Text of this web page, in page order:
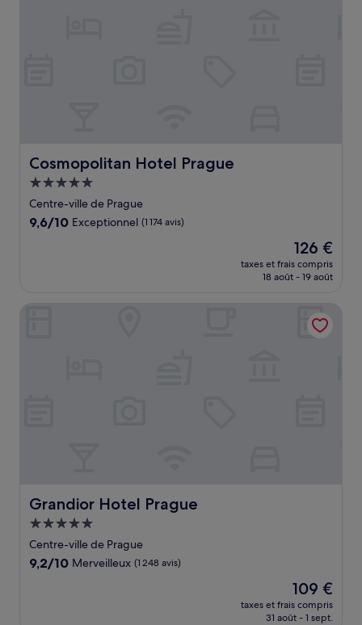
Cosmopolitan Hotel Prague
Cosmopolitan Hotel Prague
Hébergement
5.0 étoiles
Centre-ville de Prague
9.6
9,6/10 Exceptionnel (1 174 avis)
Le
nouveau
prix
de
126 €
126 €
taxes et frais compris
18 août - 19 août
Grandior Hotel Prague
Grandior Hotel Prague
Hébergement
5.0 étoiles
Centre-ville de Prague
9.2
9,2/10 Merveilleux (1 248 avis)
Le
nouveau
prix
109 €
taxes et frais compris
31 août - 1 sept.